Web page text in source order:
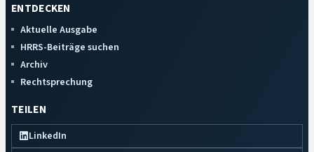
ENTDECKEN
Aktuelle Ausgabe
HRRS-Beiträge suchen
Archiv
Rechtsprechung
TEILEN
LinkedIn